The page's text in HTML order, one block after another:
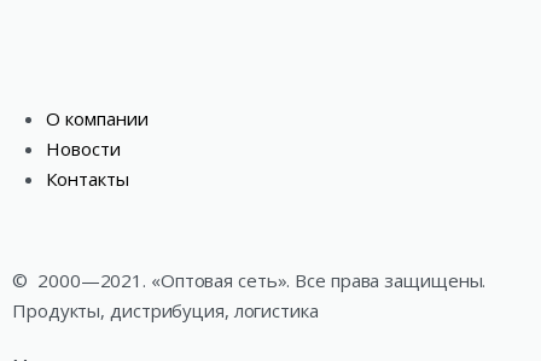
О компании
Новости
Контакты
© 2000—2021. «Оптовая сеть». Все права защищены.
Продукты, дистрибуция, логистика